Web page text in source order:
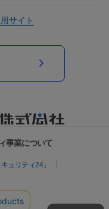
サイト
事業について
ュリティ24」